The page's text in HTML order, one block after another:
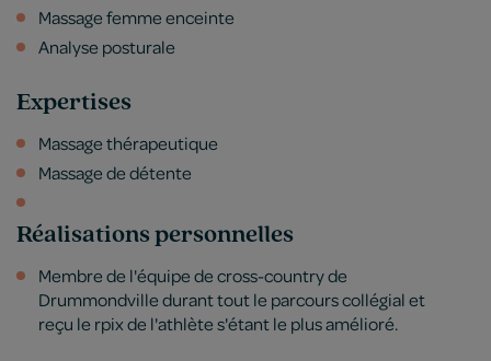
Massage femme enceinte
Analyse posturale
Expertises
Massage thérapeutique
Massage de détente
Réalisations personnelles
Membre de l'équipe de cross-country de
Drummondville durant tout le parcours collégial et
reçu le rpix de l'athlète s'étant le plus amélioré.